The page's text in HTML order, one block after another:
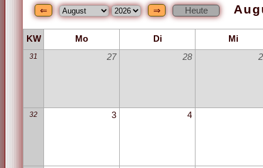
KW Mo Di Mi
31 27 28
32 3 4